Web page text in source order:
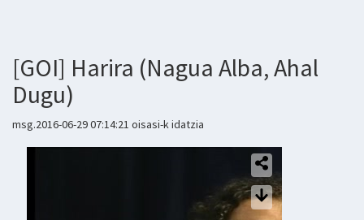
[GOI] Harira (Nagua Alba, Ahal
Dugu)
msg.2016-06-29 07:14:21 oisasi-k idatzia